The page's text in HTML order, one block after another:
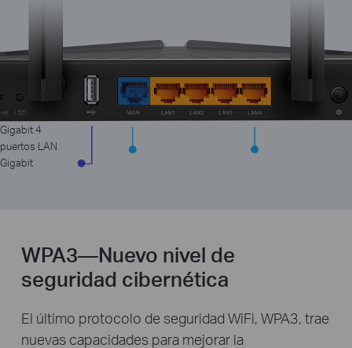
Puerto USB
Puerto WAN
Gigabit 4
puertos LAN
Gigabit
WPA3—Nuevo nivel de
seguridad cibernética
El último protocolo de seguridad WiFi, WPA3, trae
nuevas capacidades para mejorar la